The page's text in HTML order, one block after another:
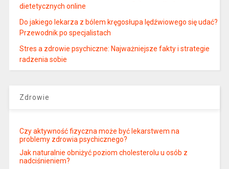
dietetycznych online
Do jakiego lekarza z bólem kręgosłupa lędźwiowego się udać?
Przewodnik po specjalistach
Stres a zdrowie psychiczne: Najważniejsze fakty i strategie
radzenia sobie
Zdrowie
Czy aktywność fizyczna może być lekarstwem na
problemy zdrowia psychicznego?
Jak naturalnie obniżyć poziom cholesterolu u osób z
nadciśnieniem?